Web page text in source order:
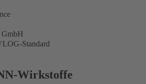
GmbH
Standard
Wirkstoffe